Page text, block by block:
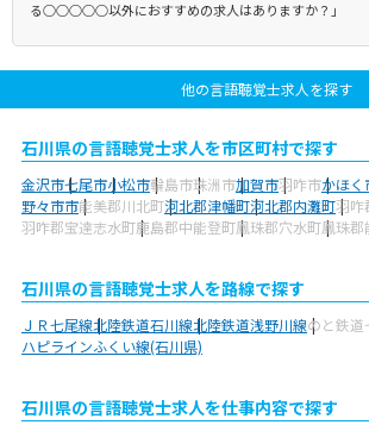
る○○○○○以外におすすめの求人はありますか？」
他の言語聴覚士求人を探す
石川県の言語聴覚士求人を市区町村で探す
金沢市七尾市小松市輪島市珠洲市加賀市羽咋市かほく
野々市市能美郡川北町河北郡津幡町河北郡内灘町羽咋
羽咋郡宝達志水町鹿島郡中能登町鳳珠郡穴水町鳳珠郡
石川県の言語聴覚士求人を路線で探す
ＪＲ七尾線北陸鉄道石川線北陸鉄道浅野川線のと鉄道
ハピラインふくい線(石川県)
石川県の言語聴覚士求人を仕事内容で探す